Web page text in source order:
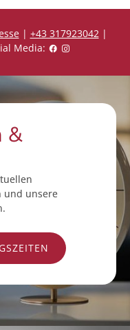
| +43 317923042|
Media:
&
und unsere